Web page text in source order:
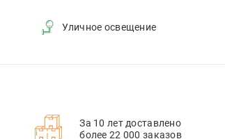
Уличное освещение
За 10 лет доставлено
более 22 000 заказов